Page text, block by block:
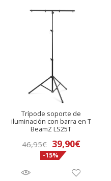
Trípode soporte de
iluminación con barra en T
BeamZ LS25T
46,95€ El
precio
original
39,90€El
actual
-15%